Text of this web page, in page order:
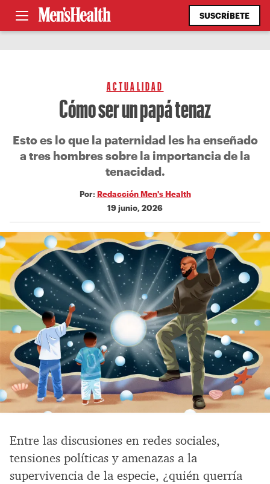
SUSCRÍBETE
ACTUALIDAD
Cómo ser un papá tenaz
Esto es lo que la paternidad les ha enseñado
a tres hombres sobre la importancia de la
tenacidad.
Por: Redacción Men's Health
19 junio, 2026
Entre las discusiones en redes sociales,
tensiones políticas y amenazas a la
supervivencia de la especie, ¿quién querría